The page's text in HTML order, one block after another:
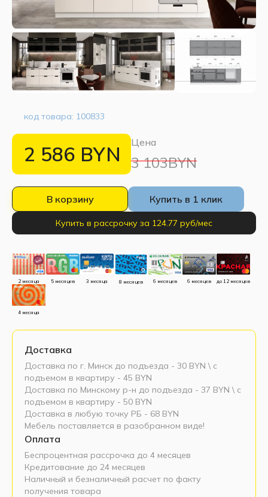
код товара: 100833
2 586 BYN Цена
3 103BYN
В корзину Купить в 1 клик
Купить в рассрочку за 124.77 руб/мес
2 месяца 5 месяцев 3 месяца 8 месяцев 6 месяцев 6 месяцев до 12 месяцев
4 месяца
Доставка
Доставка по г. Минск до подъезда - 30 BYN \ c
подъемом в квартиру - 45 BYN
Доставка по Минскому р-н до подъезда - 37 BYN \ c
подъемом в квартиру - 50 BYN
Доставка в любую точку РБ - 68 BYN
Мебель поставляется в разобранном виде!
Оплата
Беспроцентная рассрочка до 4 месяцев
Кредитование до 24 месяцев
Наличный и безналичный расчет по факту
получения товара